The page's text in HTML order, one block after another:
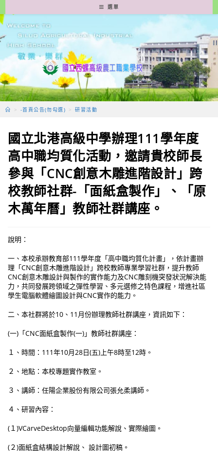
轉
至
要
容
選單
> -首頁公告(勿勾選) > 研習活動
國立北港高級中學辦理111學年度
高中職均質化活動，邀請貴校師長
參與「CNC創意木雕進階設計」跨
校教師社群-「面紙盒製作」、「原
木萬年曆」教師社群講座。
說明：
一、本校承辦教育部111學年度「高中職均質化計畫」，依計畫辦
理「CNC創意木雕進階設計」跨校教師專業學習社群，提升教師
CNC創意木雕設計與製作的實作能力及CNC雕刻機突發狀況解決能
力，共同發展跨領域之彈性學習、多元選修之特色課程，增進社區
學生電腦軟體繪圖設計與CNC實作的能力。
二、本社群將於10、11月份辦理教師社群講座，資訊如下：
(一)「CNC面紙盒製作(一)」教師社群講座：
１、時間：111年10月28日(五)上午8時至12時。
２、地點：本校專題實作教室。
３、講師：任陽企業股份有限公司張允柔講師。
４、研習內容：
(１)VCarveDesktop向量編輯功能解說、實際繪圖。
(２)面紙盒結構設計解說、 設計圖初稿。